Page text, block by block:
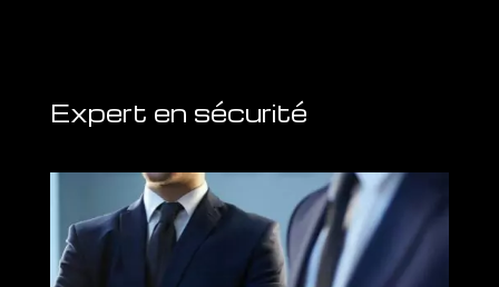
Expert en sécurité